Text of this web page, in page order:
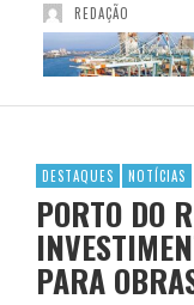
REDAÇÃO
DESTAQUES NOTÍCIAS
PORTO DO
PARA